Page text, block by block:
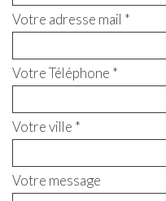
Votre adresse mail *
Votre Téléphone *
Votre ville *
Votre message